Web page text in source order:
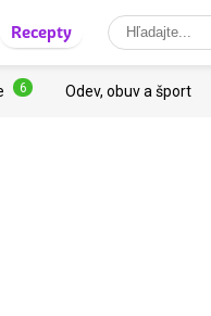
Recepty
6 Odev, obuv a šport